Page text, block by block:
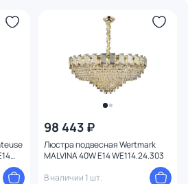
98 443 ₽
Люстра подвесная Wertmark
MALVINA 40W E14 WE114.24.303
В наличии 1 шт.